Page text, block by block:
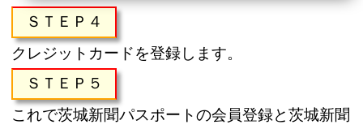
ＳＴＥＰ４
クレジットカードを登録します。
ＳＴＥＰ５
これで茨城新聞パスポートの会員登録と茨城新聞